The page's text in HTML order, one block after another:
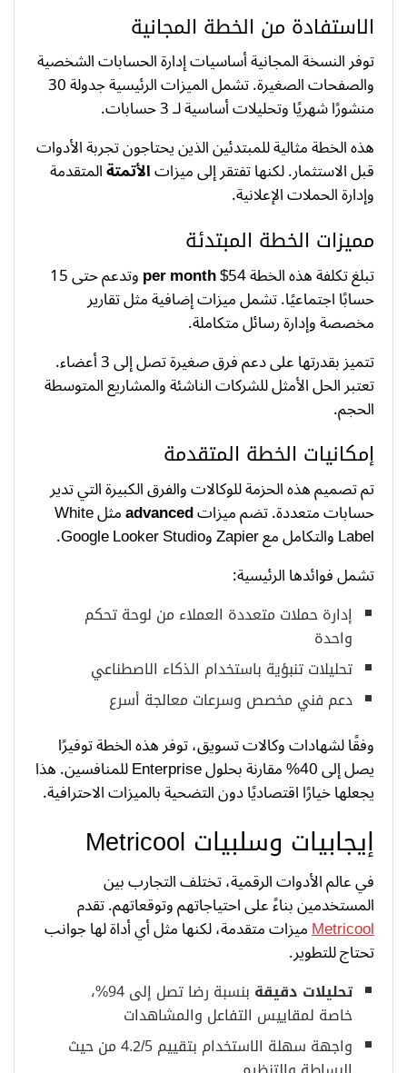
الاستفادة من الخطة المجانية
توفر النسخة المجانية أساسيات إدارة الحسابات الشخصية
والصفحات الصغيرة. تشمل الميزات الرئيسية جدولة 30
منشورًا شهريًا وتحليلات أساسية لـ 3 حسابات.
هذه الخطة مثالية للمبتدئين الذين يحتاجون تجربة الأدوات
قبل الاستثمار. لكنها تفتقر إلى ميزاتالأتمتةالمتقدمة
وإدارة الحملات الإعلانية.
مميزات الخطة المبتدئة
تبلغ تكلفة هذه الخطة 54$ per month وتدعم حتى 15
حسابًا اجتماعيًا. تشمل ميزات إضافية مثل تقارير
مخصصة وإدارة رسائل متكاملة.
تتميز بقدرتها على دعم فرق صغيرة تصل إلى 3 أعضاء.
تعتبر الحل الأمثل للشركات الناشئة والمشاريع المتوسطة
الحجم.
إمكانيات الخطة المتقدمة
تم تصميم هذه الحزمة للوكالات والفرق الكبيرة التي تدير
حسابات متعددة. تضم ميزاتadvanced مثل White
Label والتكامل مع Zapier وGoogle Looker Studio.
تشمل فوائدها الرئيسية:
إدارة حملات متعددة العملاء من لوحة تحكم
واحدة
تحليلات تنبؤية باستخدام الذكاء الاصطناعي
دعم فني مخصص وسرعات معالجة أسرع
وفقًا لشهادات وكالات تسويق، توفر هذه الخطة توفيرًا
يصل إلى 40% مقارنة بحلول Enterprise للمنافسين. هذا
يجعلها خيارًا اقتصاديًا دون التضحية بالميزات الاحترافية.
إيجابيات وسلبيات Metricool
في عالم الأدوات الرقمية، تختلف التجارب بين
المستخدمين بناءً على احتياجاتهم وتوقعاتهم. تقدم
Metricoolميزات متقدمة، لكنها مثل أي أداة لها جوانب
تحتاج للتطوير.
تحليلات دقيقة
بنسبة رضا تصل إلى 94%،
خاصة لمقاييس التفاعل والمشاهدات
واجهة سهلة الاستخدام بتقييم 4.2/5 من حيث